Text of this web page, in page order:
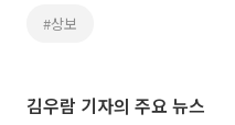
#상보
김우람 기자의 주요 뉴스